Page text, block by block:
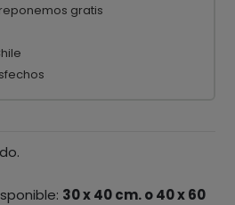
gratis
30 x 40 cm. o 40 x 60